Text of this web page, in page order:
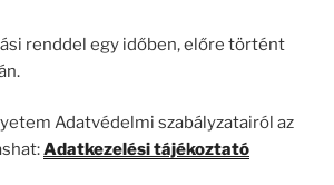
renddel egy időben, előre történt
Adatvédelmi szabályzatairól az
Adatkezelési tájékoztató